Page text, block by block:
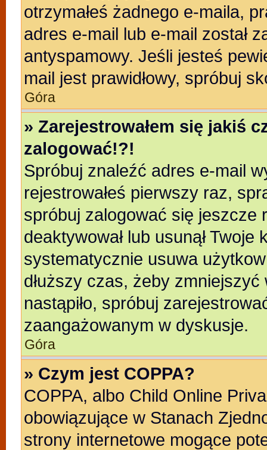
otrzymałeś żadnego e-maila,
adres e-mail lub e-mail został
antyspamowy. Jeśli jesteś
mail jest prawidłowy, spróbuj
Góra
» Zarejestrowałem się jakiś
zalogować!?!
Spróbuj znaleźć adres e-mail
rejestrowałeś pierwszy raz,
spróbuj zalogować się jeszcze
deaktywował lub usunął
systematycznie usuwa
dłuższy czas, żeby
nastąpiło, spróbuj
zaangażowanym w dyskusje.
Góra
» Czym jest COPPA?
COPPA, albo Child Online
obowiązujące w Stanach
strony internetowe mogące